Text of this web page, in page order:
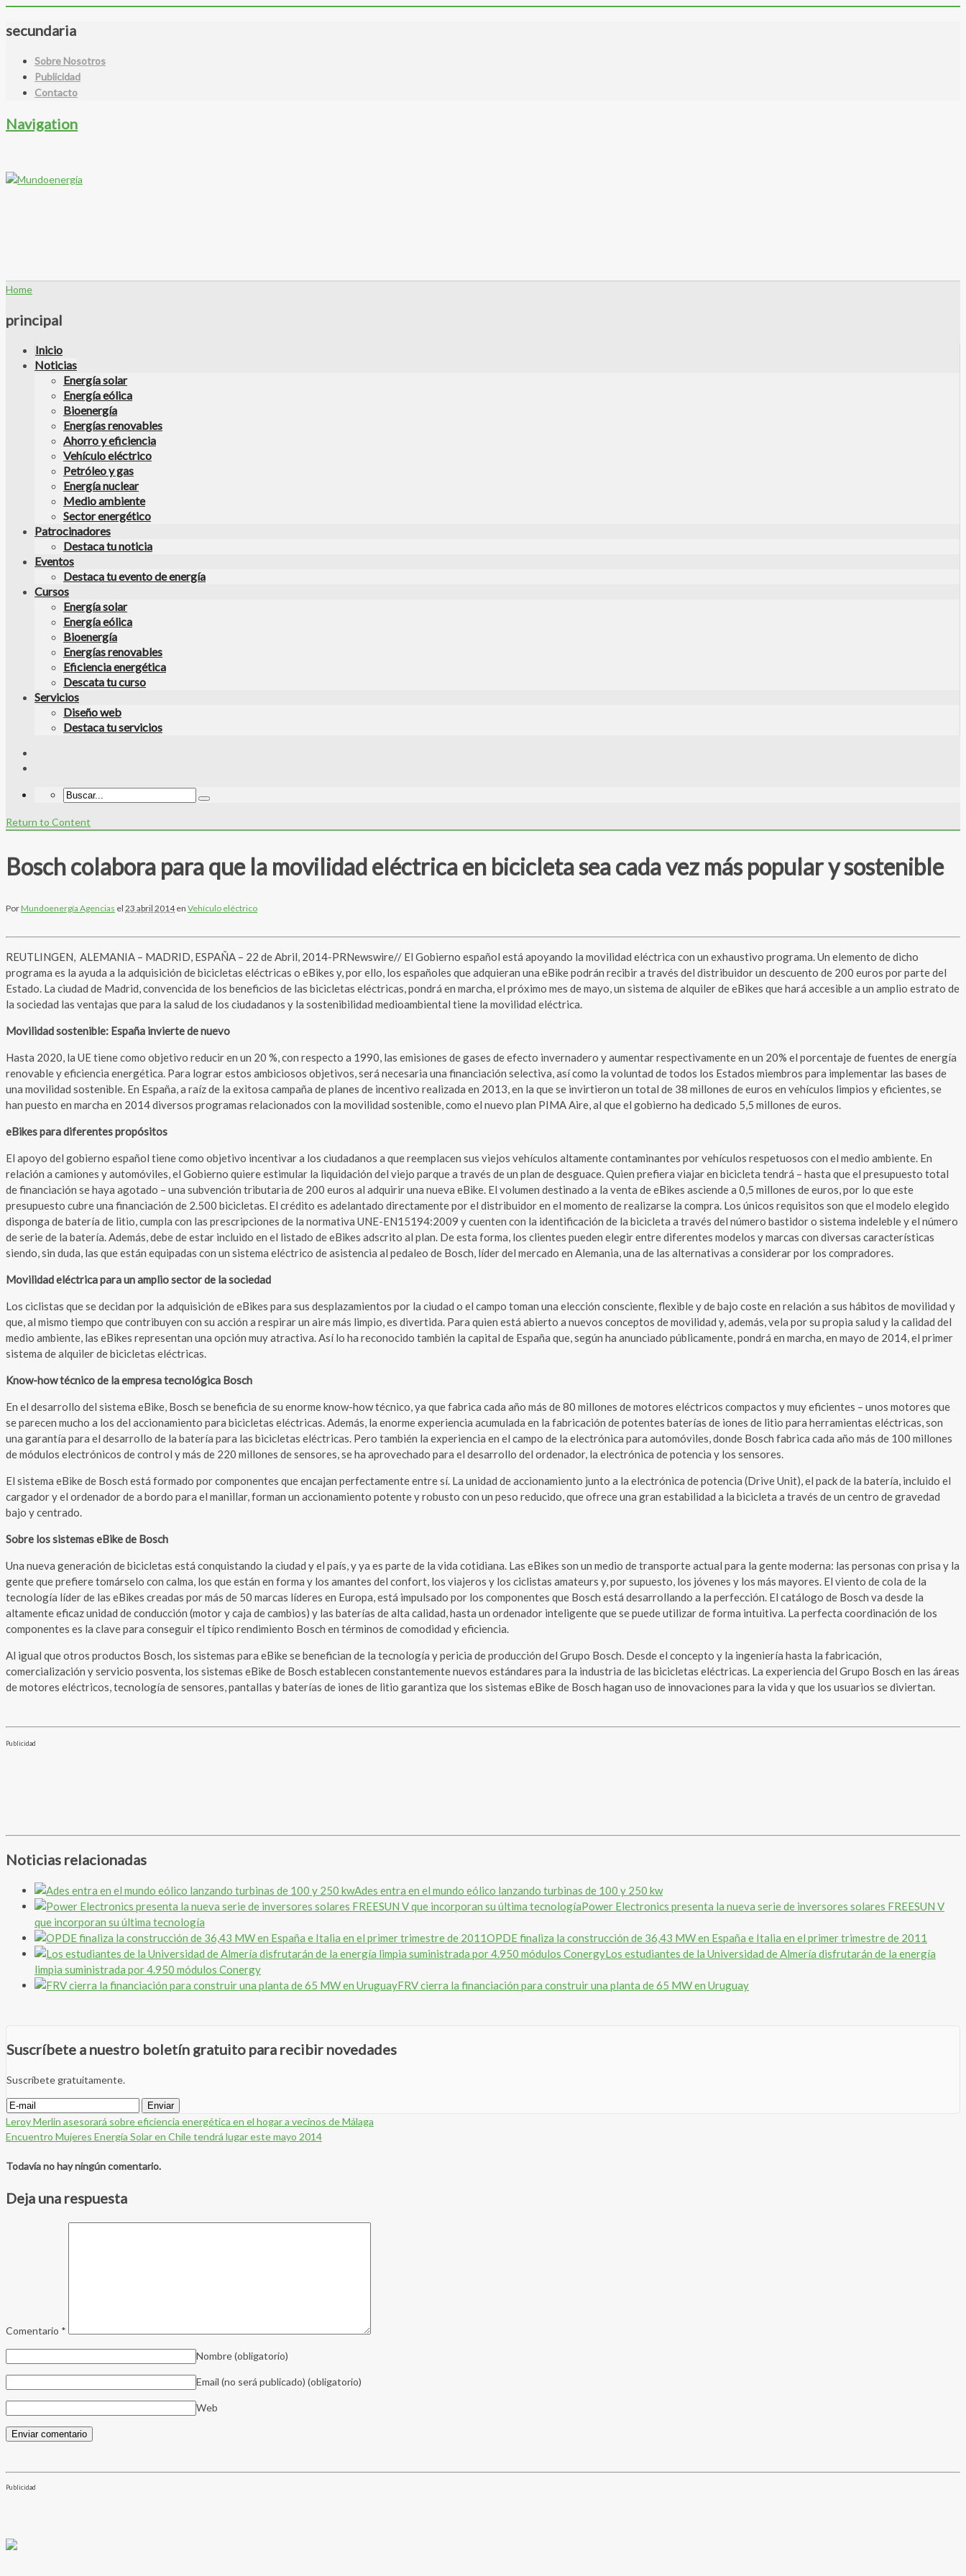
secundaria
Sobre Nosotros
Publicidad
Contacto
Navigation
Home
principal
Inicio
Noticias
Energía solar
Energía eólica
Bioenergía
Energías renovables
Ahorro y eficiencia
Vehículo eléctrico
Petróleo y gas
Energía nuclear
Medio ambiente
Sector energético
Patrocinadores
Destaca tu noticia
Eventos
Destaca tu evento de energía
Cursos
Energía solar
Energía eólica
Bioenergía
Energías renovables
Eficiencia energética
Descata tu curso
Servicios
Diseño web
Destaca tu servicios
Return to Content
Bosch colabora para que la movilidad eléctrica en bicicleta sea cada vez más popular y sostenible
PorMundoenergía Agencias el 23 abril 2014 en Vehículo eléctrico
REUTLINGEN, ALEMANIA – MADRID, ESPAÑA – 22 de Abril, 2014-PRNewswire// El Gobierno español está apoyando la movilidad eléctrica con un exhaustivo programa. Un elemento de dicho
programa es la ayuda a la adquisición de bicicletas eléctricas o eBikes y, por ello, los españoles que adquieran una eBike podrán recibir a través del distribuidor un descuento de 200 euros por parte del
Estado. La ciudad de Madrid, convencida de los beneficios de las bicicletas eléctricas, pondrá en marcha, el próximo mes de mayo, un sistema de alquiler de eBikes que hará accesible a un amplio estrato de
la sociedad las ventajas que para la salud de los ciudadanos y la sostenibilidad medioambiental tiene la movilidad eléctrica.
Movilidad sostenible: España invierte de nuevo
Hasta 2020, la UE tiene como objetivo reducir en un 20 %, con respecto a 1990, las emisiones de gases de efecto invernadero y aumentar respectivamente en un 20% el porcentaje de fuentes de energía
renovable y eficiencia energética. Para lograr estos ambiciosos objetivos, será necesaria una financiación selectiva, así como la voluntad de todos los Estados miembros para implementar las bases de
una movilidad sostenible. En España, a raíz de la exitosa campaña de planes de incentivo realizada en 2013, en la que se invirtieron un total de 38 millones de euros en vehículos limpios y eficientes, se
han puesto en marcha en 2014 diversos programas relacionados con la movilidad sostenible, como el nuevo plan PIMA Aire, al que el gobierno ha dedicado 5,5 millones de euros.
eBikes para diferentes propósitos
El apoyo del gobierno español tiene como objetivo incentivar a los ciudadanos a que reemplacen sus viejos vehículos altamente contaminantes por vehículos respetuosos con el medio ambiente. En
relación a camiones y automóviles, el Gobierno quiere estimular la liquidación del viejo parque a través de un plan de desguace. Quien prefiera viajar en bicicleta tendrá – hasta que el presupuesto total
de financiación se haya agotado – una subvención tributaria de 200 euros al adquirir una nueva eBike. El volumen destinado a la venta de eBikes asciende a 0,5 millones de euros, por lo que este
presupuesto cubre una financiación de 2.500 bicicletas. El crédito es adelantado directamente por el distribuidor en el momento de realizarse la compra. Los únicos requisitos son que el modelo elegido
disponga de batería de litio, cumpla con las prescripciones de la normativa UNE-EN15194:2009 y cuenten con la identificación de la bicicleta a través del número bastidor o sistema indeleble y el número
de serie de la batería. Además, debe de estar incluido en el listado de eBikes adscrito al plan. De esta forma, los clientes pueden elegir entre diferentes modelos y marcas con diversas características
siendo, sin duda, las que están equipadas con un sistema eléctrico de asistencia al pedaleo de Bosch, líder del mercado en Alemania, una de las alternativas a considerar por los compradores.
Movilidad eléctrica para un amplio sector de la sociedad
Los ciclistas que se decidan por la adquisición de eBikes para sus desplazamientos por la ciudad o el campo toman una elección consciente, flexible y de bajo coste en relación a sus hábitos de movilidad y
que, al mismo tiempo que contribuyen con su acción a respirar un aire más limpio, es divertida. Para quien está abierto a nuevos conceptos de movilidad y, además, vela por su propia salud y la calidad del
medio ambiente, las eBikes representan una opción muy atractiva. Así lo ha reconocido también la capital de España que, según ha anunciado públicamente, pondrá en marcha, en mayo de 2014, el primer
sistema de alquiler de bicicletas eléctricas.
Know-how técnico de la empresa tecnológica Bosch
En el desarrollo del sistema eBike, Bosch se beneficia de su enorme know-how técnico, ya que fabrica cada año más de 80 millones de motores eléctricos compactos y muy eficientes – unos motores que
se parecen mucho a los del accionamiento para bicicletas eléctricas. Además, la enorme experiencia acumulada en la fabricación de potentes baterías de iones de litio para herramientas eléctricas, son
una garantía para el desarrollo de la batería para las bicicletas eléctricas. Pero también la experiencia en el campo de la electrónica para automóviles, donde Bosch fabrica cada año más de 100 millones
de módulos electrónicos de control y más de 220 millones de sensores, se ha aprovechado para el desarrollo del ordenador, la electrónica de potencia y los sensores.
El sistema eBike de Bosch está formado por componentes que encajan perfectamente entre sí. La unidad de accionamiento junto a la electrónica de potencia (Drive Unit), el pack de la batería, incluido el
cargador y el ordenador de a bordo para el manillar, forman un accionamiento potente y robusto con un peso reducido, que ofrece una gran estabilidad a la bicicleta a través de un centro de gravedad
bajo y centrado.
Sobre los sistemas eBike de Bosch
Una nueva generación de bicicletas está conquistando la ciudad y el país, y ya es parte de la vida cotidiana. Las eBikes son un medio de transporte actual para la gente moderna: las personas con prisa y la
gente que prefiere tomárselo con calma, los que están en forma y los amantes del confort, los viajeros y los ciclistas amateurs y, por supuesto, los jóvenes y los más mayores. El viento de cola de la
tecnología líder de las eBikes creadas por más de 50 marcas líderes en Europa, está impulsado por los componentes que Bosch está desarrollando a la perfección. El catálogo de Bosch va desde la
altamente eficaz unidad de conducción (motor y caja de cambios) y las baterías de alta calidad, hasta un ordenador inteligente que se puede utilizar de forma intuitiva. La perfecta coordinación de los
componentes es la clave para conseguir el típico rendimiento Bosch en términos de comodidad y eficiencia.
Al igual que otros productos Bosch, los sistemas para eBike se benefician de la tecnología y pericia de producción del Grupo Bosch. Desde el concepto y la ingeniería hasta la fabricación,
comercialización y servicio posventa, los sistemas eBike de Bosch establecen constantemente nuevos estándares para la industria de las bicicletas eléctricas. La experiencia del Grupo Bosch en las áreas
de motores eléctricos, tecnología de sensores, pantallas y baterías de iones de litio garantiza que los sistemas eBike de Bosch hagan uso de innovaciones para la vida y que los usuarios se diviertan.
Publicidad
Noticias relacionadas
Ades entra en el mundo eólico lanzando turbinas de 100 y 250 kw
Power Electronics presenta la nueva serie de inversores solares FREESUN V
que incorporan su última tecnología
OPDE finaliza la construcción de 36,43 MW en España e Italia en el primer trimestre de 2011
Los estudiantes de la Universidad de Almería disfrutarán de la energía
limpia suministrada por 4.950 módulos Conergy
FRV cierra la financiación para construir una planta de 65 MW en Uruguay
Suscríbete a nuestro boletín gratuito para recibir novedades
Suscríbete gratuitamente.
Leroy Merlin asesorará sobre eficiencia energética en el hogar a vecinos de Málaga
Encuentro Mujeres Energía Solar en Chile tendrá lugar este mayo 2014
Todavía no hay ningún comentario.
Deja una respuesta
Comentario *
Nombre(obligatorio)
Email (no será publicado) (obligatorio)
Web
Publicidad